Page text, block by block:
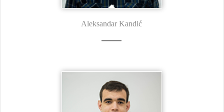
Aleksandar Kandić